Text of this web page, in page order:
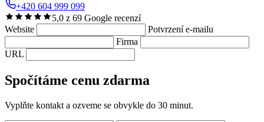
+420 604 999 099
5,0 z 69 Google recenzí
Website
Potvrzení e-mailu
Firma
URL
Spočítáme cenu zdarma
Vyplňte kontakt a ozveme se obvykle do 30 minut.